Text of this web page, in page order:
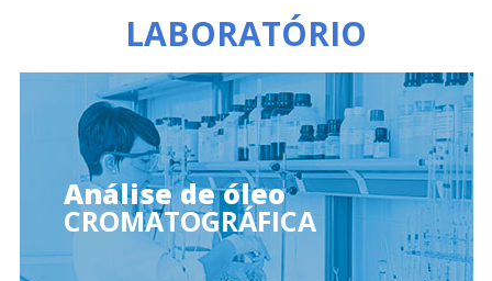
LABORATÓRIO
Análise de óleo
CROMATOGRÁFICA